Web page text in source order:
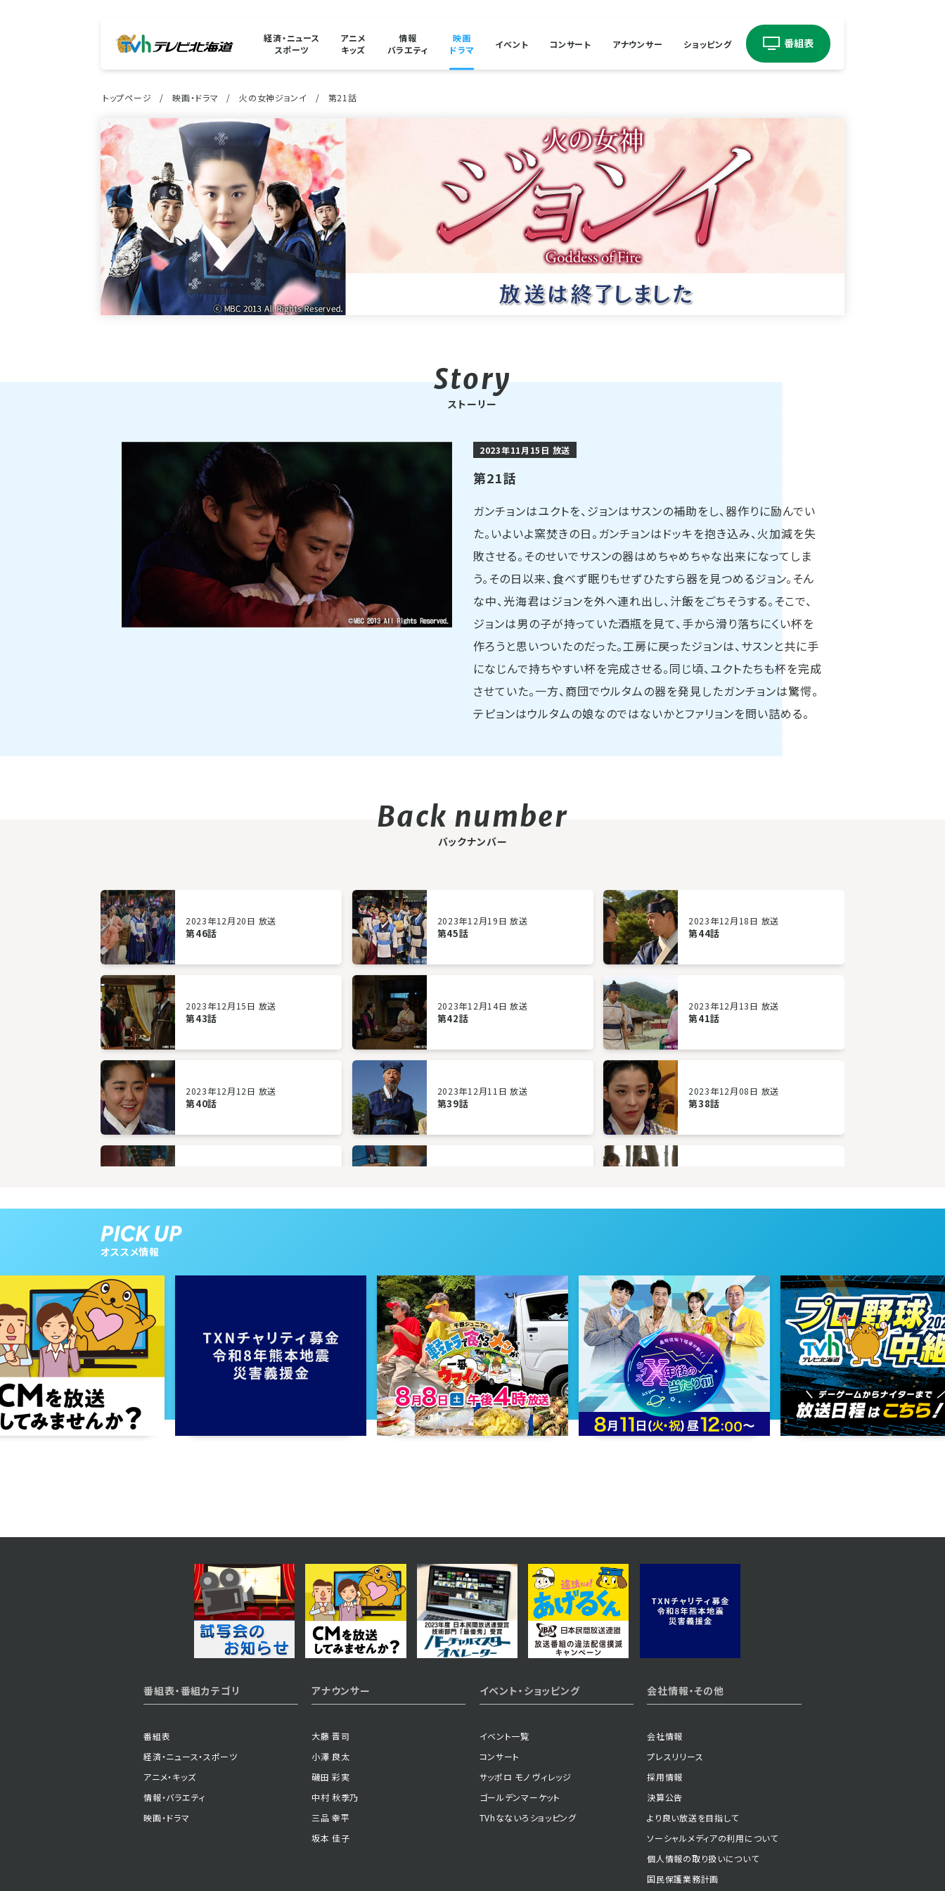
経済・ニュース
スポーツ
アニメ
キッズ
情報
バラエティ
映画
ドラマ
イベント コンサート アナウンサー ショッピング
トップページ 映画・ドラマ 火の女神ジョンイ 第21話
ストーリー
2023年11月15日 放送
第21話
ガンチョンはユクトを、ジョンはサスンの補助をし、器作りに励んでい
た。いよいよ窯焚きの日。ガンチョンはドッキを抱き込み、火加減を失
敗させる。そのせいでサスンの器はめちゃめちゃな出来になってしま
う。その日以来、食べず眠りもせずひたすら器を見つめるジョン。そん
な中、光海君はジョンを外へ連れ出し、汁飯をごちそうする。そこで、
ジョンは男の子が持っていた酒瓶を見て、手から滑り落ちにくい杯を
作ろうと思いついたのだった。工房に戻ったジョンは、サスンと共に手
になじんで持ちやすい杯を完成させる。同じ頃、ユクトたちも杯を完成
させていた。一方、商団でウルタムの器を発見したガンチョンは驚愕。
テピョンはウルタムの娘なのではないかとファリョンを問い詰める。
バックナンバー
2023年12月20日 放送
第46話
2023年12月19日 放送
第45話
2023年12月18日 放送
第44話
2023年12月15日 放送
第43話
2023年12月14日 放送
第42話
2023年12月13日 放送
第41話
2023年12月12日 放送
第40話
2023年12月11日 放送
第39話
2023年12月08日 放送
第38話
第34話 第33話 第32話
2023年11月29日 放送
第31話
2023年11月28日 放送
第30話
2023年11月27日 放送
第29話
2023年11月23日 放送 2023年11月22日 放送
2023年11月16日 放送
第22話
2023年11月15日 放送
第21話
2023年11月14日 放送
第20話
2023年11月13日 放送
第19話
2023年11月10日 放送 2023年11月09日 放送
第17話
2023年11月08日 放送
第16話
2023年11月07日 放送
2023年10月31日 放送
オススメ情報
番組表・番組カテゴリ
番組表
経済・ニュース・スポーツ
アニメ・キッズ
情報・バラエティ
映画・ドラマ
アナウンサー
大藤 晋司
小澤 良太
磯田 彩実
中村 秋季乃
三品 幸平
坂本 佳子
イベント・ショッピング
イベント一覧
コンサート
サッポロ モノ ヴィレッジ
ゴールデンマーケット
TVhなないろショッピング
会社情報・その他
会社情報
プレスリリース
採用情報
決算公告
より良い放送を目指して
ソーシャルメディアの利用について
個人情報の取り扱いについて
国民保護業務計画